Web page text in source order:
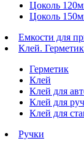
Цоколь
Цоколь
Емкости для
Клей.
Герметик
Клей
Клей для
Клей для
Клей для
Ручки